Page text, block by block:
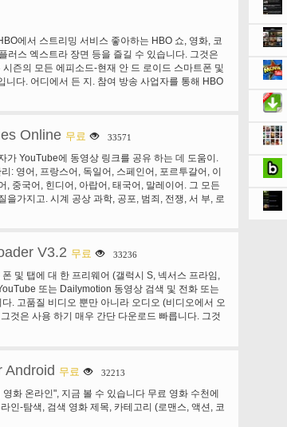
수정-이어폰 연결이 끊어질 때 자동으로 중지 합니
드 4/3를 지원 또한 관련된 동영상-위젯-쉬운 작업-시
에서 스트리밍 서비스 좋아하는 HBO 쇼, 영화, 코
러스 엑스트라 장면 등을 즐길 수 있습니다. 그것은
즌의 모든 에피소드-현재 안 드 로이드 스마트폰 및
니다. 어디에서 든 지. 참여 방송 사업자를 통해 HBO
모든 에피소드를 포함 하 여, hbo가 대 한 사랑 모든
고 노트북에 HBO가 영화 때 태블릿 및 모바일 장치
신을 만들: 개인 HBO가 경험 하 게 합니다. 사용자
하는 HBO 쇼 하 고 편리 하 게 영화 따라잡기. 만약
및 선택 태블릿 등 휴대용 장치에서 귀하의 주시 문
습니다. 최소 3 세대 연결 모바일 장치에서 보기 위
몇 가지 제한 사항이 적용 될 수 있습니다. © 2011
니다. HBO ®와 관련 된 채널 및 서비스 마크는 홈
Online 무료 33571
가 YouTube에 동영상 링크를 공유 하는 데 도움이.
: 영어, 프랑스어, 독일어, 스페인어, 포르투갈어, 이
, 중국어, 힌디어, 아랍어, 태국어, 말레이어. 그 모든
을가지고. 시계 공상 과학, 공포, 범죄, 전쟁, 서 부, 로
니다. V3.2 무료 33236
및 탭에 대 한 프리웨어 (갤럭시 S, 넥서스 프라임,
또는 Dailymotion 동영상 검색 및 전화 또는
. 고품질 비디오 뿐만 아니라 오디오 (비디오에서 오
것은 사용 하기 매우 간단 다운로드 빠릅니다. 그것
Android 무료 32213
화 온라인", 지금 볼 수 있습니다 무료 영화 수천에
인-탐색, 검색 영화 제목, 카테고리 (로맨스, 액션, 코